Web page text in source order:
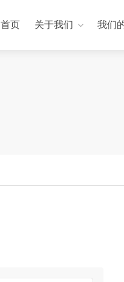
首页 关于我们 我们